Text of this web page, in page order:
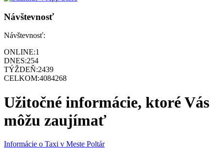
Návštevnosť
Návštevnosť:
ONLINE:1
DNES:254
TÝŽDEŇ:2439
CELKOM:4084268
Užitočné informácie, ktoré Vás
môžu zaujímať
Informácie o Taxi v Meste Poltár